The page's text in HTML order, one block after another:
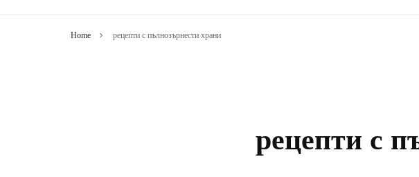
МОДА УЮТ
Home рецепти с пълнозърнести храни
рецепти с